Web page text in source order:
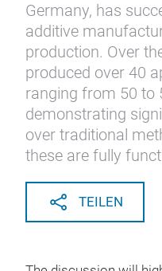
Germany, has
additive
production. Over
produced over 40
ranging from 50 to
demonstrating
over traditional
these are fully
TEILEN